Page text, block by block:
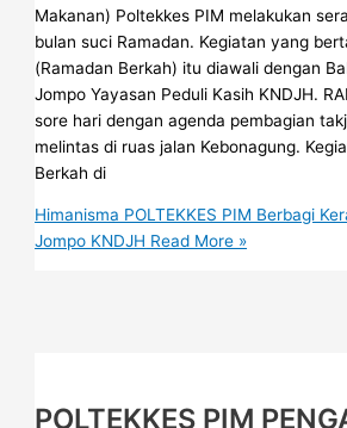
Makanan) Poltekkes PIM melakukan
bulan suci Ramadan. Kegiatan yang
(Ramadan Berkah) itu diawali dengan
Jompo Yayasan Peduli Kasih KNDJH.
sore hari dengan agenda pembagian
melintas di ruas jalan Kebonagung.
Berkah di
Himanisma POLTEKKES PIM Berbagi
Jompo KNDJH Read More »
POLTEKKES PIM